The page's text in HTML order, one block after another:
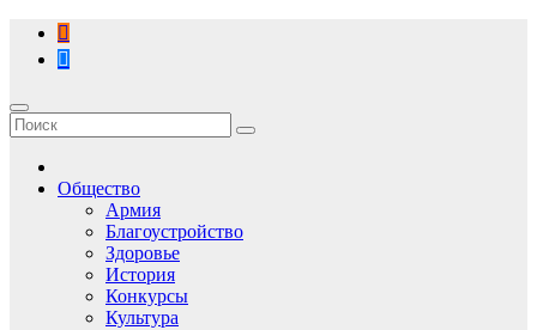
Перейти
содержимому
Общество
Армия
Благоустройство
Здоровье
История
Конкурсы
Культура